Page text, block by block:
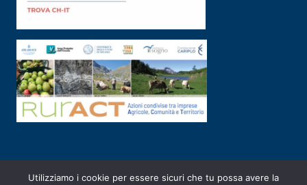
Utilizziamo i cookie per essere sicuri che tu possa avere la